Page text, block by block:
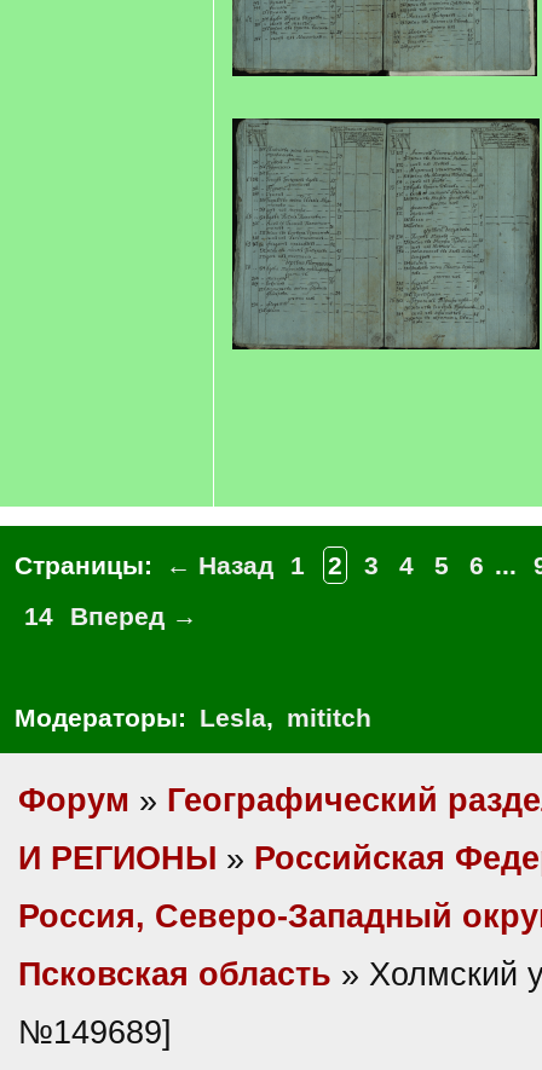
Страницы: ← Назад 1 2 3 4 5 6 ...
14
Вперед →
Модераторы: Lesla, mititch
Форум » Географический
И РЕГИОНЫ » Российская
Россия, Северо-Западный
Псковская область » Холмский
№149689]